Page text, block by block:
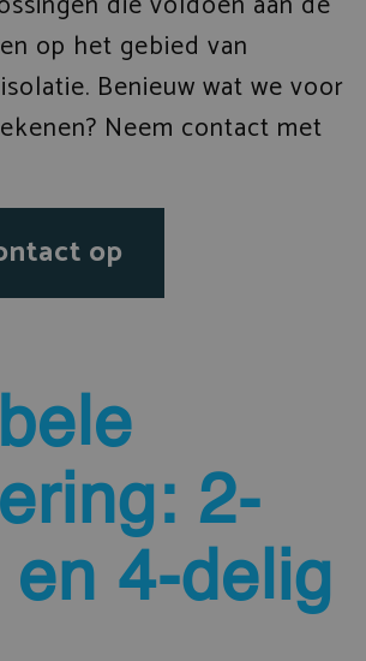
op het gebied van
Benieuw wat we voor
Neem contact met
op
2-
en 4-delig